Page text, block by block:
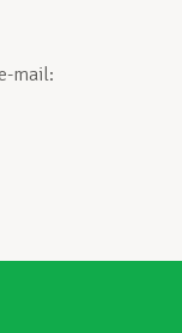
mail: